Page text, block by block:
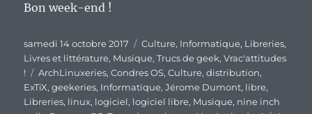
Bon week-end !
Publié
le
samedi 14 octobre 2017 Catégories
Culture, Informatique, Libreries,
Livres et littérature, Musique,Trucs de geek,Vrac'attitudes
!
Étiquettes
ArchLinuxeries,Condres OS,Culture,distribution,
ExTiX,geekeries, Informatique,Jérome Dumont, libre,
Libreries, linux, logiciel, logiciel libre, Musique, nine inch